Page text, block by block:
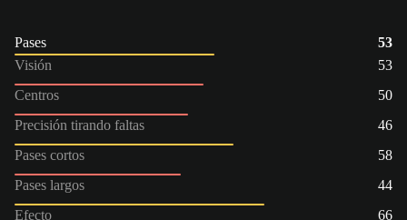
Pases
53
Visión
53
Centros
50
Precisión tirando faltas
46
Pases cortos
58
Pases largos
44
Efecto
66